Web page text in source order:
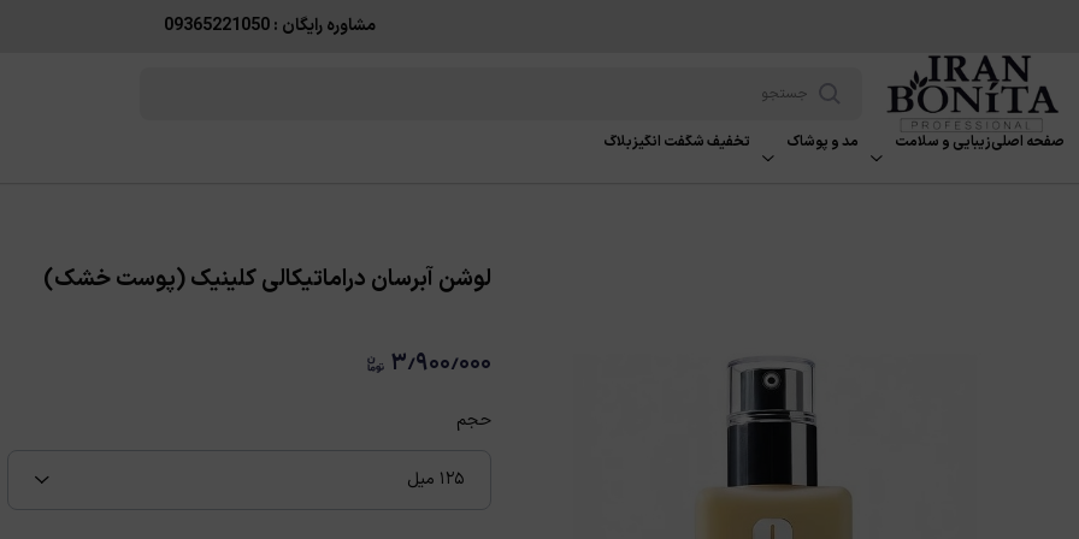
مشاوره رایگان : 09365221050
صفحه اصلیزیبایی و سلامت مد و پوشاک تخفیف شگفت انگیزبلاگ
لوشن آبرسان دراماتيکالی کلينيک (پوست خشک)
۳٫۹۰۰٫۰۰۰
حجم
۱۲۵ میل